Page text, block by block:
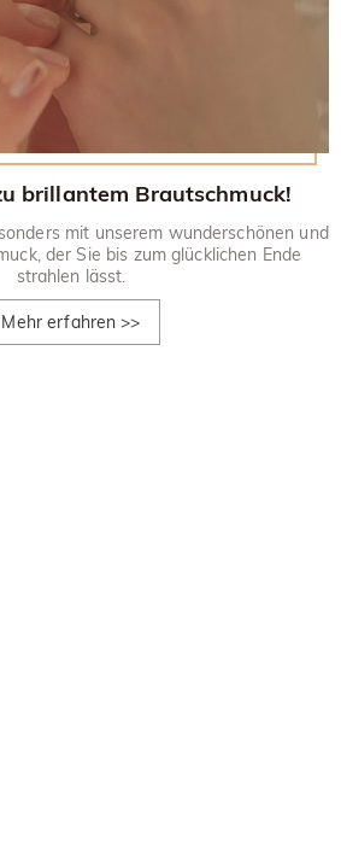
brillantem Brautschmuck!
mit unserem wunderschönen und
der Sie bis zum glücklichen Ende
strahlen lässt.
Mehr erfahren >>